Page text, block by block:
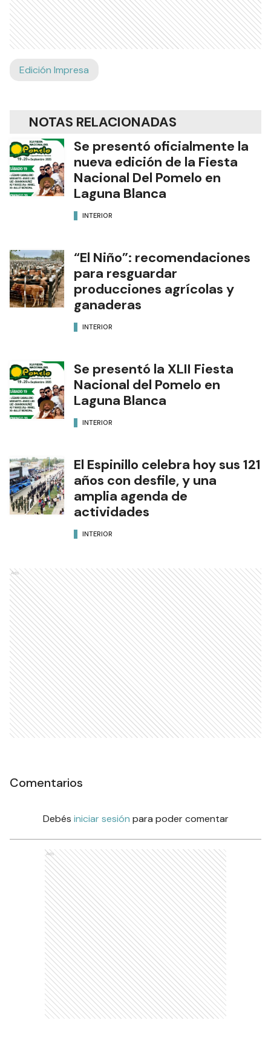
Edición Impresa
NOTAS RELACIONADAS
Se presentó oficialmente la
nueva edición de la Fiesta
Nacional Del Pomelo en
Laguna Blanca
INTERIOR
“El Niño”: recomendaciones
para resguardar
producciones agrícolas y
ganaderas
INTERIOR
Se presentó la XLII Fiesta
Nacional del Pomelo en
Laguna Blanca
INTERIOR
El Espinillo celebra hoy sus 121
años con desfile, y una
amplia agenda de
actividades
INTERIOR
Ads
Comentarios
Debés iniciar sesión para poder comentar
Ads